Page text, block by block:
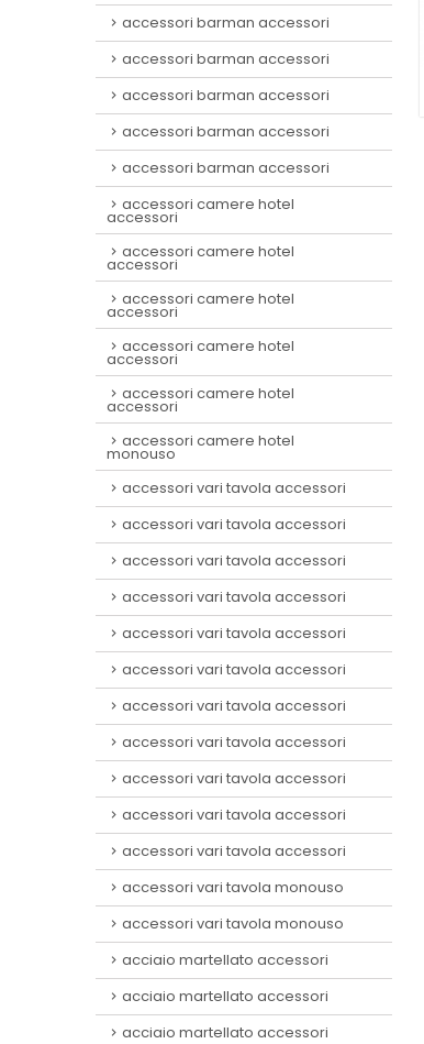
accessori barman accessori
accessori barman accessori
accessori barman accessori
accessori barman accessori
accessori barman accessori
accessori camere hotel
accessori
accessori camere hotel
accessori
accessori camere hotel
accessori
accessori camere hotel
accessori
accessori camere hotel
accessori
accessori camere hotel
monouso
accessori vari tavola accessori
accessori vari tavola accessori
accessori vari tavola accessori
accessori vari tavola accessori
accessori vari tavola accessori
accessori vari tavola accessori
accessori vari tavola accessori
accessori vari tavola accessori
accessori vari tavola accessori
accessori vari tavola accessori
accessori vari tavola accessori
accessori vari tavola monouso
accessori vari tavola monouso
acciaio martellato accessori
acciaio martellato accessori
acciaio martellato accessori